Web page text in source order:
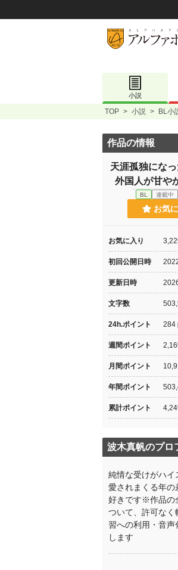
小説
TOP > 小説 > BL小
作品の情報
天涯孤独にな
外国人が甘や
BL 連載中
お気
お気に入り
初回公開日時
更新日時
文字数
24h.ポイント 284
週間ポイント
月間ポイント
年間ポイント
累計ポイント
波木真帆のプロ
純情な受けがハイ
愛されまくる年の
好きです※作品の
ついて、許可なく
習への利用・音声
します